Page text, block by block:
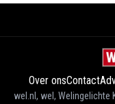
Over onsContact
wel.nl, wel, Welingelichte